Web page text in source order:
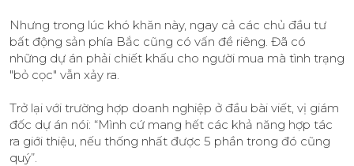
Nhưng trong lúc khó khăn này, ngay cả các chủ đầu tư
bất động sản phía Bắc cũng có vấn đề riêng. Đã có
những dự án phải chiết khấu cho người mua mà tình trạng
"bỏ cọc" vẫn xảy ra.
Trở lại với trường hợp doanh nghiệp ở đầu bài viết, vị giám
đốc dự án nói: “Mình cứ mang hết các khả năng hợp tác
ra giới thiệu, nếu thống nhất được 5 phần trong đó cũng
quý”.